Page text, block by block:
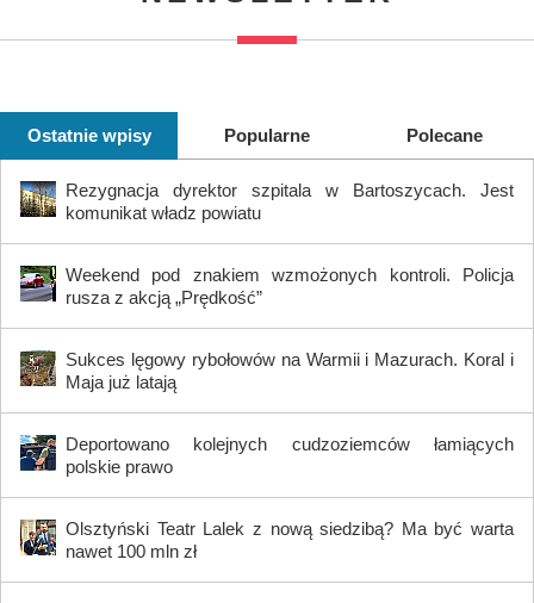
Ostatnie wpisy Popularne Polecane
Rezygnacja dyrektor szpitala w Bartoszycach. Jest
komunikat władz powiatu
Weekend pod znakiem wzmożonych kontroli. Policja
rusza z akcją „Prędkość”
Sukces lęgowy rybołowów na Warmii i Mazurach. Koral i
Maja już latają
Deportowano kolejnych cudzoziemców łamiących
polskie prawo
Olsztyński Teatr Lalek z nową siedzibą? Ma być warta
nawet 100 mln zł